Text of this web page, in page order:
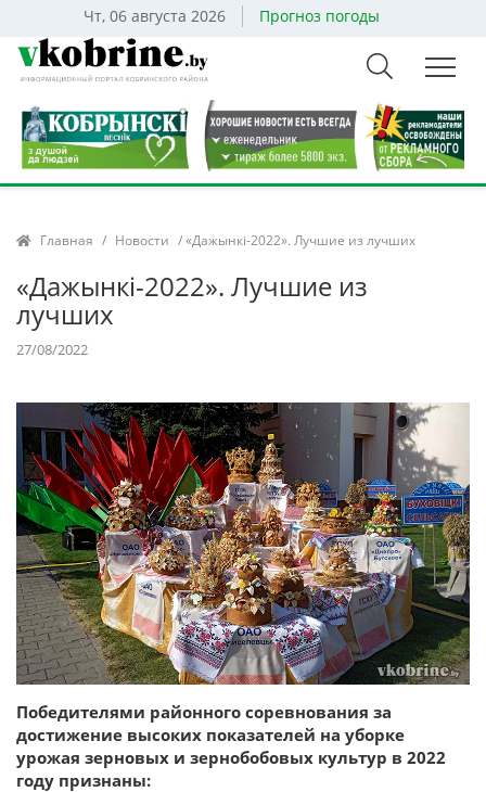
Чт, 06 августа 2026 Прогноз погоды
Главная / Новости / «Дажынкi-2022». Лучшие из лучших
«Дажынкi-2022». Лучшие из
лучших
27/08/2022
Победителями районного соревнования за
достижение высоких показателей на уборке
урожая зерновых и зернобобовых культур в 2022
году признаны: